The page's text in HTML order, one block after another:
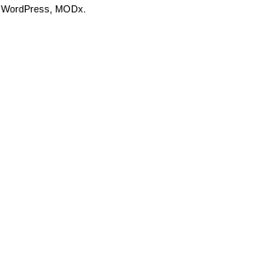
WordPress, MODx.